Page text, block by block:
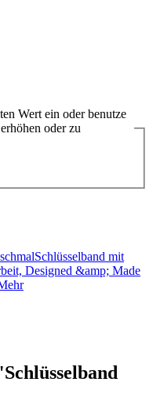
Wert ein oder benutze
oder zu
mit
Designed &amp; Made